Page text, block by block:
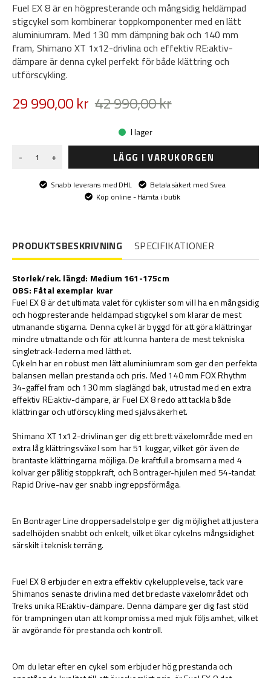
Fuel EX 8 är en högpresterande och mångsidig heldämpad
stigcykel som kombinerar toppkomponenter med en lätt
aluminiumram. Med 130 mm dämpning bak och 140 mm
fram, Shimano XT 1x12-drivlina och effektiv RE:aktiv-
dämpare är denna cykel perfekt för både klättring och
utförscykling.
29 990,00 kr 42 990,00 kr
I lager
-
+ LÄGG I VARUKORGEN
Snabb leverans med DHL
Betala säkert med Svea
Köp online - Hämta i butik
PRODUKTSBESKRIVNING SPECIFIKATIONER
Storlek/rek. längd: Medium 161-175cm
OBS: Fåtal exemplar kvar
Fuel EX 8 är det ultimata valet för cyklister som vill ha en mångsidig
och högpresterande heldämpad stigcykel som klarar de mest
utmanande stigarna. Denna cykel är byggd för att göra klättringar
mindre utmattande och för att kunna hantera de mest tekniska
singletrack-lederna med lätthet.
Cykeln har en robust men lätt aluminiumram som ger den perfekta
balansen mellan prestanda och pris. Med 140 mm FOX Rhythm
34-gaffel fram och 130 mm slaglängd bak, utrustad med en extra
effektiv RE:aktiv-dämpare, är Fuel EX 8 redo att tackla både
klättringar och utförscykling med självsäkerhet.
Shimano XT 1x12-drivlinan ger dig ett brett växelområde med en
extra låg klättringsväxel som har 51 kuggar, vilket gör även de
brantaste klättringarna möjliga. De kraftfulla bromsarna med 4
kolvar ger pålitig stoppkraft, och Bontrager-hjulen med 54-tandat
Rapid Drive-nav ger snabb ingreppsförmåga.
En Bontrager Line droppersadelstolpe ger dig möjlighet att justera
sadelhöjden snabbt och enkelt, vilket ökar cykelns mångsidighet
särskilt i teknisk terräng.
Fuel EX 8 erbjuder en extra effektiv cykelupplevelse, tack vare
Shimanos senaste drivlina med det bredaste växelområdet och
Treks unika RE:aktiv-dämpare. Denna dämpare ger dig fast stöd
för trampningen utan att kompromissa med mjuk följsamhet, vilket
är avgörande för prestanda och kontroll.
Om du letar efter en cykel som erbjuder hög prestanda och